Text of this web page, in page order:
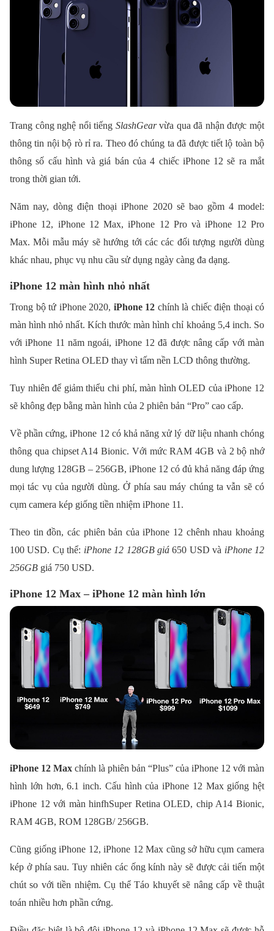
Trang công nghệ nổi tiếng SlashGearvừa qua đã nhận được một
thông tin nội bộ rò rỉ ra. Theo đó chúng ta đã được tiết lộ toàn bộ
thông số cấu hình và giá bán của 4 chiếc iPhone 12 sẽ ra mắt
trong thời gian tới.
Năm nay, dòng điện thoại iPhone 2020 sẽ bao gồm 4 model:
iPhone 12, iPhone 12 Max, iPhone 12 Pro và iPhone 12 Pro
Max. Mỗi mẫu máy sẽ hướng tới các các đối tượng người dùng
khác nhau, phục vụ nhu cầu sử dụng ngày càng đa dạng.
iPhone 12 màn hình nhỏ nhất
Trong bộ tứ iPhone 2020, iPhone 12 chính là chiếc điện thoại có
màn hình nhỏ nhất. Kích thước màn hình chỉ khoảng 5,4 inch. So
với iPhone 11 năm ngoái, iPhone 12 đã được nâng cấp với màn
hình Super Retina OLED thay vì tấm nền LCD thông thường.
Tuy nhiên để giảm thiểu chi phí, màn hình OLED của iPhone 12
sẽ không đẹp bằng màn hình của 2 phiên bản “Pro” cao cấp.
Về phần cứng, iPhone 12 có khả năng xử lý dữ liệu nhanh chóng
thông qua chipset A14 Bionic. Với mức RAM 4GB và 2 bộ nhớ
dung lượng 128GB – 256GB, iPhone 12 có đủ khả năng đáp ứng
mọi tác vụ của người dùng. Ở phía sau máy chúng ta vẫn sẽ có
cụm camera kép giống tiền nhiệm iPhone 11.
Theo tin đồn, các phiên bản của iPhone 12 chênh nhau khoảng
100 USD. Cụ thể: iPhone 12 128GB giá650 USD và iPhone 12
256GB giá 750 USD.
iPhone 12 Max – iPhone 12 màn hình lớn
iPhone 12 Max chính là phiên bản “Plus” của iPhone 12 với màn
hình lớn hơn, 6.1 inch. Cấu hình của iPhone 12 Max giống hệt
iPhone 12 với màn hinfhSuper Retina OLED, chip A14 Bionic,
RAM 4GB, ROM 128GB/ 256GB.
Cũng giống iPhone 12, iPhone 12 Max cũng sở hữu cụm camera
kép ở phía sau. Tuy nhiên các ống kính này sẽ được cải tiến một
chút so với tiền nhiệm. Cụ thể Táo khuyết sẽ nâng cấp về thuật
toán nhiều hơn phần cứng.